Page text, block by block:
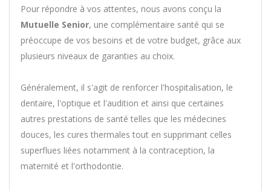
Pour répondre à vos attentes, nous avons conçu la
Mutuelle Senior, une complémentaire santé qui se
préoccupe de vos besoins et de votre budget, grâce aux
plusieurs niveaux de garanties au choix.
Généralement, il s'agit de renforcer l'hospitalisation, le
dentaire, l'optique et l'audition et ainsi que certaines
autres prestations de santé telles que les médecines
douces, les cures thermales tout en supprimant celles
superflues liées notamment à la contraception, la
maternité et l'orthodontie.